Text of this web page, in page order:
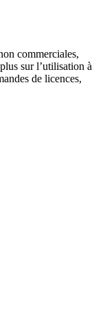
commerciales,
sur l’utilisation à
de licences,